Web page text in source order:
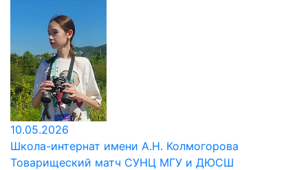
10.05.2026
Школа-интернат имени А.Н. Колмогорова
Товарищеский матч СУНЦ МГУ и ДЮСШ